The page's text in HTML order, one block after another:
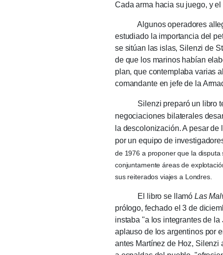
Cada arma hacia su juego, y
Algunos operadores
estudiado la importancia del
se sitúan las islas, Silenzi de
de que los marinos habían
plan, que contemplaba varias
comandante en jefe de la
Silenzi preparó un libro
negociaciones bilaterales
la descolonización.A pesar de
por un equipo de
de 1976 a proponer que la
conjuntamente áreas de
sus reiterados viajes a Londres.
El libro se llamó Las
prólogo, fechado el 3 de
instaba "a los integrantes de
aplauso de los argentinos por
antes Martínez de Hoz, Silenzi